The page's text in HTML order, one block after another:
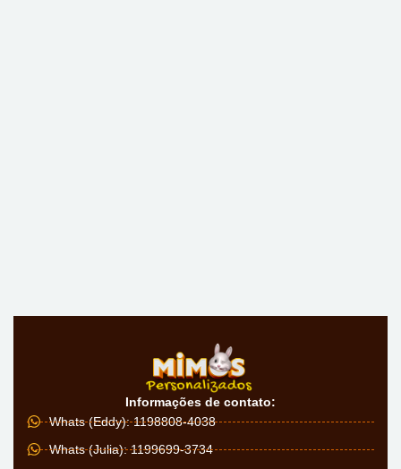
Informações de contato:
Whats (Eddy): 1198808-4038
Whats (Julia): 1199699-3734